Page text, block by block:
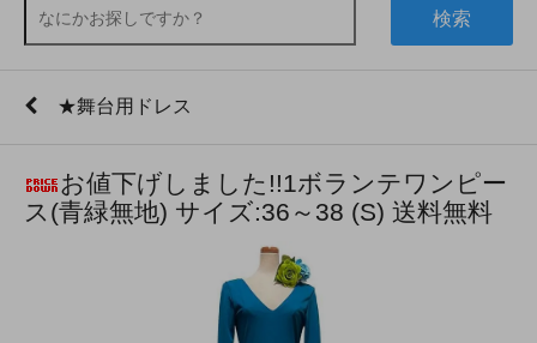
検索
★舞台用ドレス
お値下げしました!!1ボランテワンピー
ス(青緑無地) サイズ:36～38 (S) 送料無料